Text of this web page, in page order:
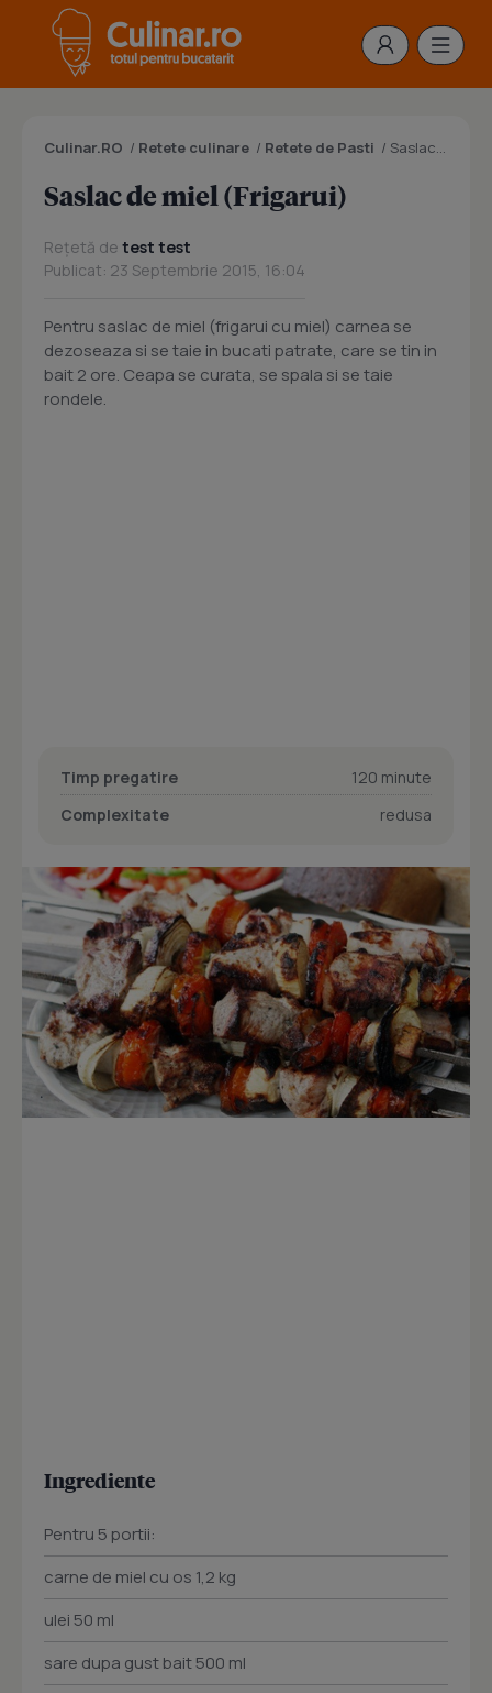
Culinar.RO / Retete culinare / Retete de Pasti / Saslac de miel (Frigarui)
Saslac de miel (Frigarui)
Rețetă de test test
Publicat: 23 Septembrie 2015, 16:04
Pentru saslac de miel (frigarui cu miel) carnea se
dezoseaza si se taie in bucati patrate, care se tin in
bait 2 ore. Ceapa se curata, se spala si se taie
rondele.
Timp pregatire
120 minute
Complexitate
redusa
Ingrediente
Pentru 5 portii:
carne de miel cu os 1,2 kg
ulei 50 ml
sare dupa gust bait 500 ml